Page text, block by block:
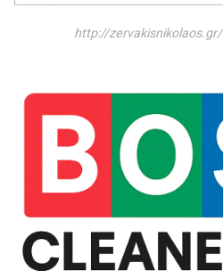
http://zervakisnikolaos.gr/